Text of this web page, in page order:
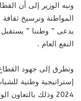
ونبه الوزير إلى أن
المواطنة وترسيخ ثقافة
يدعى ” وطننا ”
النفع العام .
وتطرق إلى جهود
2024 وذلك